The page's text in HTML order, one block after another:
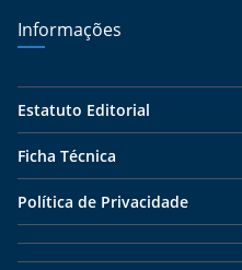
Informações
Estatuto Editorial
Ficha Técnica
Política de Privacidade